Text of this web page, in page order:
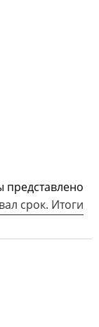
представлено
срок. Итоги